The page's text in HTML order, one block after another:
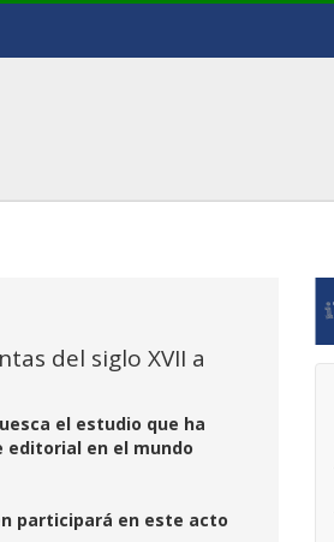
del siglo XVII a
el estudio que ha
editorial en el mundo
participará en este acto